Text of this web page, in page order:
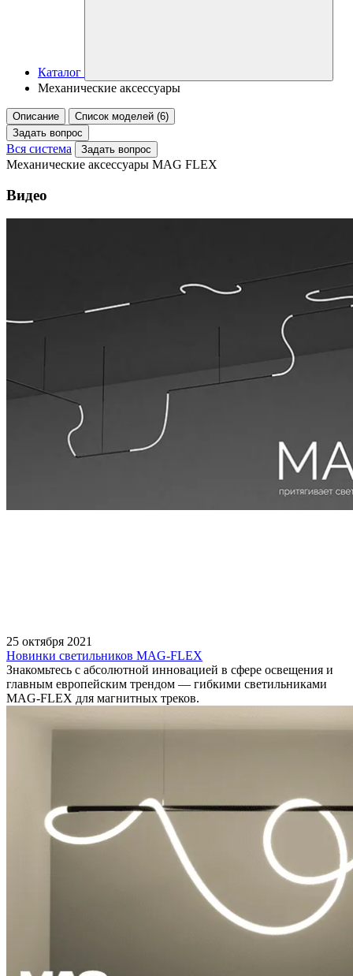
Каталог
Механические аксессуары
Описание
Список моделей (6)
Задать вопрос
Вся система Задать вопрос
Механические аксессуары MAG FLEX
Видео
25 октября 2021
Новинки светильников MAG-FLEX
Знакомьтесь с абсолютной инновацией в сфере освещения и
главным европейским трендом — гибкими светильниками
MAG-FLEX для магнитных треков.